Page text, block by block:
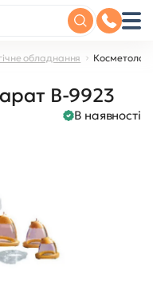
обладнання
B-9923
В наявності